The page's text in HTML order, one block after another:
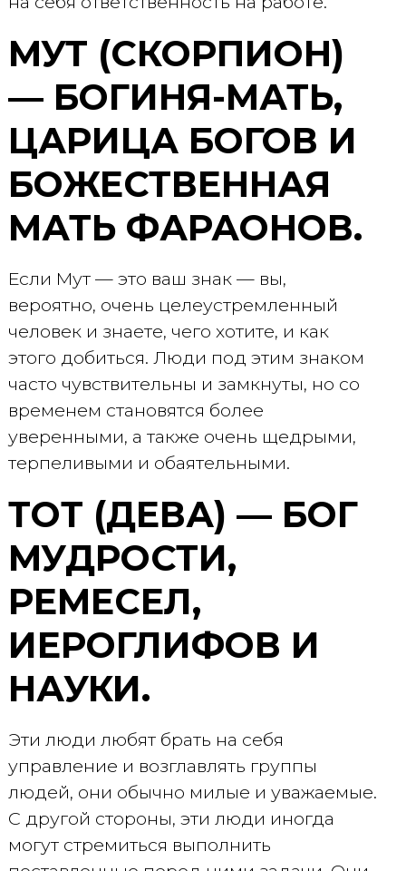
МУТ (СКОРПИОН)
— БОГИНЯ-МАТЬ,
ЦАРИЦА БОГОВ И
БОЖЕСТВЕННАЯ
МАТЬ ФАРАОНОВ.
Если Mут — это ваш знак — вы,
вероятно, очень целеустремленный
человек и знаете, чего хотите, и как
этого добиться. Люди под этим знаком
часто чувствительны и замкнуты, но со
временем становятся более
уверенными, а также очень щедрыми,
терпеливыми и обаятельными.
ТОТ (ДЕВА) — БОГ
МУДРОСТИ,
РЕМЕСЕЛ,
ИЕРОГЛИФОВ И
НАУКИ.
Эти люди любят брать на себя
управление и возглавлять группы
людей, они обычно милые и уважаемые.
С другой стороны, эти люди иногда
могут стремиться выполнить